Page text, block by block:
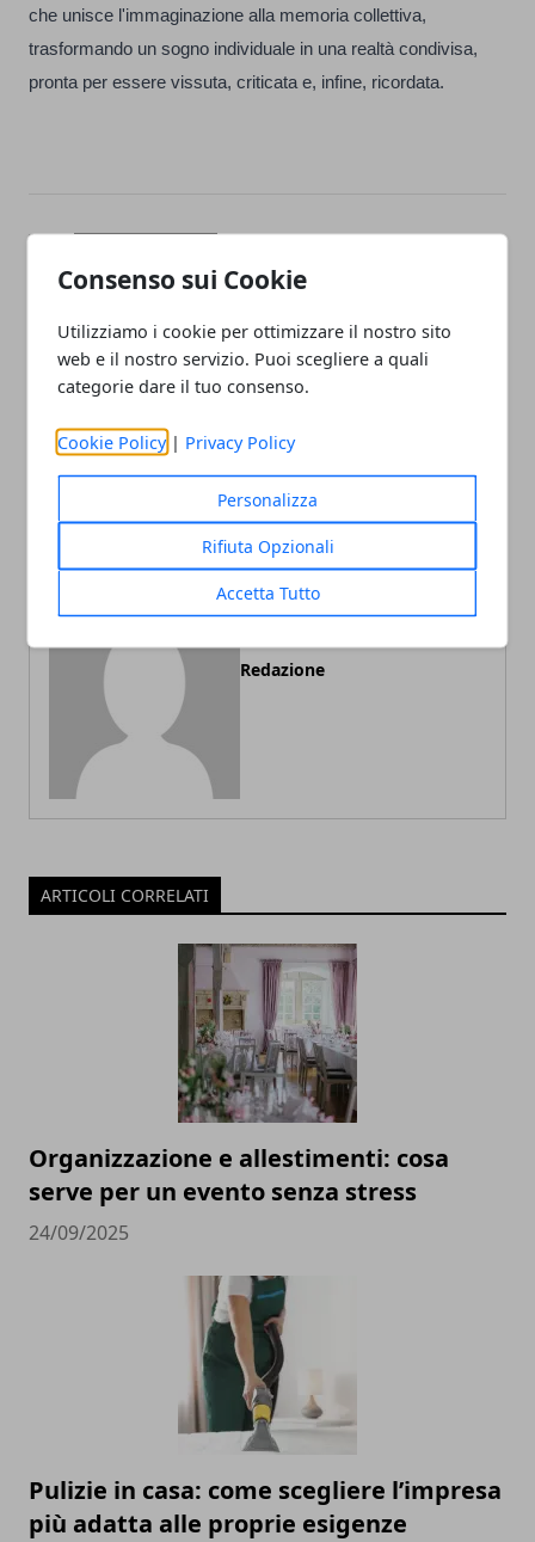
Consenso sui Cookie
Utilizziamo i cookie per ottimizzare il nostro sito
web e il nostro servizio. Puoi scegliere a quali
categorie dare il tuo consenso.
Cookie Policy | Privacy Policy
Personalizza
Rifiuta Opzionali
Accetta Tutto
che unisce l'immaginazione alla memoria collettiva,
trasformando un sogno individuale in una realtà condivisa,
pronta per essere vissuta, criticata e, infine, ricordata.
Articolo Precedente
al lavoro
visibilità
Redazione
ARTICOLI CORRELATI
Organizzazione e allestimenti: cosa
serve per un evento senza stress
24/09/2025
Pulizie in casa: come scegliere l’impresa
più adatta alle proprie esigenze